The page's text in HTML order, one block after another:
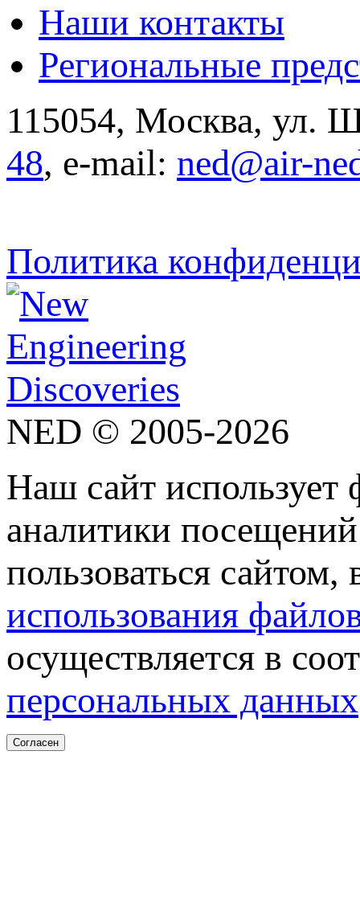
Наши контакты
Региональные
115054, Москва, ул.
48, e-mail: ned@air-
Политика
NED © 2005-2026
Наш сайт
аналитики
пользоваться
использования
осуществляется в
персональных данных
Согласен